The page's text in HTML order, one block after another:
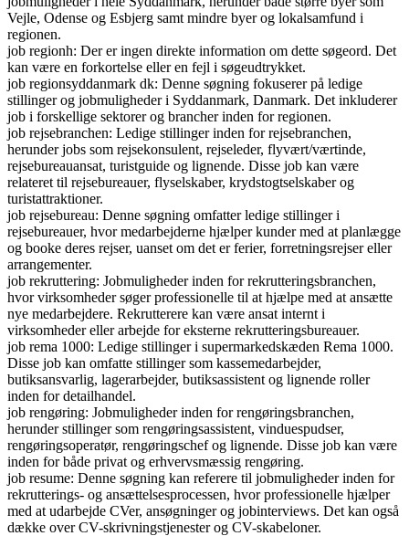
Vejle, Odense og Esbjerg samt mindre byer og lokalsamfund i
regionen.
job regionh: Der er ingen direkte information om dette søgeord. Det
kan være en forkortelse eller en fejl i søgeudtrykket.
job regionsyddanmark dk: Denne søgning fokuserer på ledige
stillinger og jobmuligheder i Syddanmark, Danmark. Det inkluderer
job i forskellige sektorer og brancher inden for regionen.
job rejsebranchen: Ledige stillinger inden for rejsebranchen,
herunder jobs som rejsekonsulent, rejseleder, flyvært/værtinde,
rejsebureauansat, turistguide og lignende. Disse job kan være
relateret til rejsebureauer, flyselskaber, krydstogtselskaber og
turistattraktioner.
job rejsebureau: Denne søgning omfatter ledige stillinger i
rejsebureauer, hvor medarbejderne hjælper kunder med at planlægge
og booke deres rejser, uanset om det er ferier, forretningsrejser eller
arrangementer.
job rekruttering: Jobmuligheder inden for rekrutteringsbranchen,
hvor virksomheder søger professionelle til at hjælpe med at ansætte
nye medarbejdere. Rekrutterere kan være ansat internt i
virksomheder eller arbejde for eksterne rekrutteringsbureauer.
job rema 1000: Ledige stillinger i supermarkedskæden Rema 1000.
Disse job kan omfatte stillinger som kassemedarbejder,
butiksansvarlig, lagerarbejder, butiksassistent og lignende roller
inden for detailhandel.
job rengøring: Jobmuligheder inden for rengøringsbranchen,
herunder stillinger som rengøringsassistent, vinduespudser,
rengøringsoperatør, rengøringschef og lignende. Disse job kan være
inden for både privat og erhvervsmæssig rengøring.
job resume: Denne søgning kan referere til jobmuligheder inden for
rekrutterings- og ansættelsesprocessen, hvor professionelle hjælper
med at udarbejde CVer, ansøgninger og jobinterviews. Det kan også
dække over CV-skrivningstjenester og CV-skabeloner.